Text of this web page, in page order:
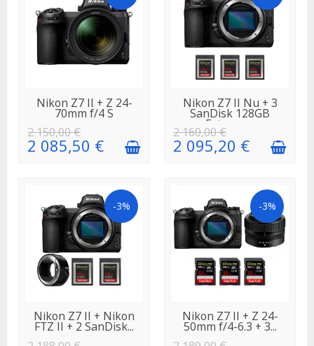
EN STOCK
Nikon Z7 II + Z 24-
70mm f/4 S
2 150,00 €
2 085,50 €
EN STOCK
Nikon Z7 II Nu + 3
SanDisk 128GB
Extreme...
2 160,00 €
2 095,20 €
-3%
EN STOCK
Nikon Z7 II + Nikon
FTZ II + 2 SanDisk...
-3%
EN
RÉAPPROVISIONNEMENT
Nikon Z7 II + Z 24-
50mm f/4-6.3 + 3...